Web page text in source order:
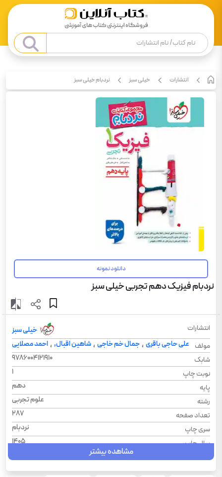
انتشارات خیلی سبز نردبام خیلی سبز
دانلود نمونه
نردبام فیزیک دهم تجربی خیلی سبز
انتشارات
خیلی سبز
مولف
علی حاجی باقری ،جمال خم خاجی ،شاهین اقبال, ،احمد مصلایی
شابک
9786004121910
نوبت چاپ
1
پایه
دهم
رشته
علوم تجربی
تعداد صفحه
287
سری چاپ
نردبام
سال چاپ
1405
نوع جلد
شومیز
مشاهده بیشتر